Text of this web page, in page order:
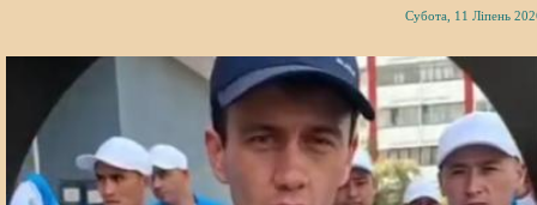
Субота, 11 Ліпень